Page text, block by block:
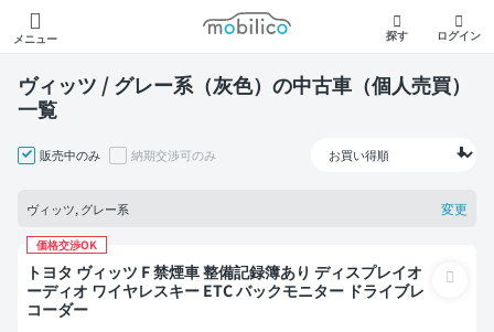
メニュー
モビリコ
探す ログイン
ヴィッツ / グレー系（灰色）の中古車（個人売買）
一覧
販売中のみ 納期交渉可のみ
ヴィッツ, グレー系 変更
価格交渉OK
トヨタ ヴィッツ F 禁煙車 整備記録簿あり ディスプレイオ
ーディオ ワイヤレスキー ETC バックモニター ドライブレ
コーダー